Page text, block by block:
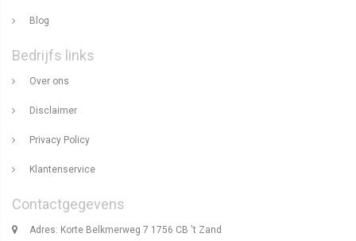
Blog
Bedrijfs links
Over ons
Disclaimer
Privacy Policy
Klantenservice
Contactgegevens
Adres: Korte Belkmerweg 7 1756 CB 't Zand